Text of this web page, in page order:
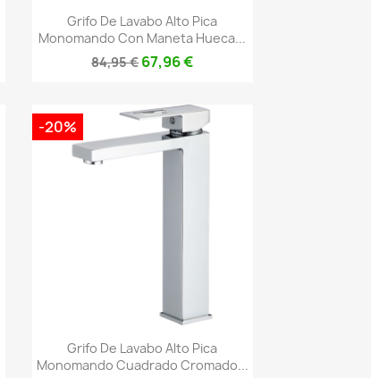
Vista rápida
Grifo De Lavabo Alto Pica
Monomando Con Maneta Hueca...
84,95 €67,96 €
Vista rápida
Grifo De Lavabo Alto Pica
Monomando Cuadrado Cromado...
-20%